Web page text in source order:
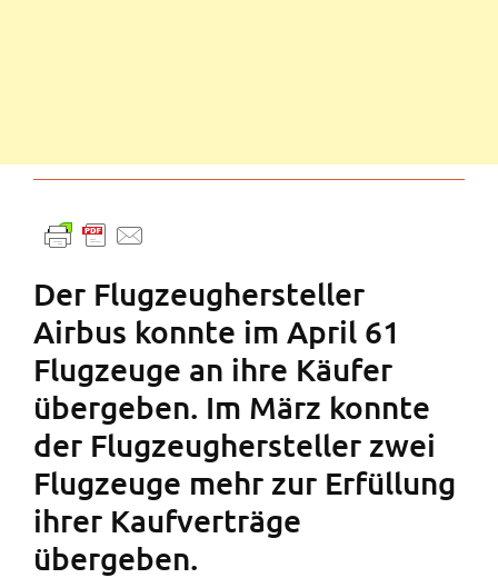
Der Flugzeughersteller
Airbus konnte im April 61
Flugzeuge an ihre Käufer
übergeben. Im März konnte
der Flugzeughersteller zwei
Flugzeuge mehr zur Erfüllung
ihrer Kaufverträge
übergeben.